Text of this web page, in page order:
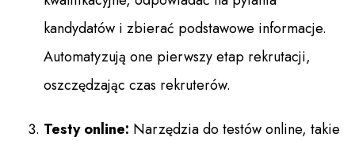
kandydatów i zbierać podstawowe informacje.
Automatyzują one pierwszy etap rekrutacji,
oszczędzając czas rekruterów.
Testy online: Narzędzia do testów online, takie